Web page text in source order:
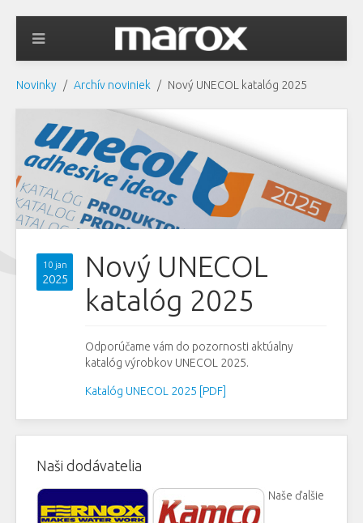
Novinky Archív noviniek Nový UNECOL katalóg 2025
10 jan
2025
Nový UNECOL
katalóg 2025
Odporúčame vám do pozornosti aktúalny
katalóg výrobkov UNECOL 2025.
Katalóg UNECOL 2025 [PDF]
Naši dodávatelia
Naše ďalšie